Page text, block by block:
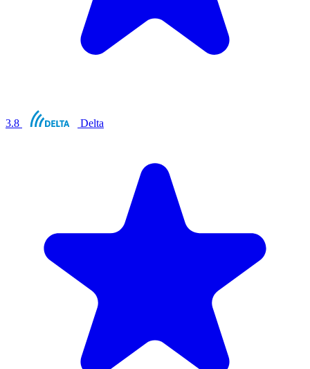
3.8 Delta